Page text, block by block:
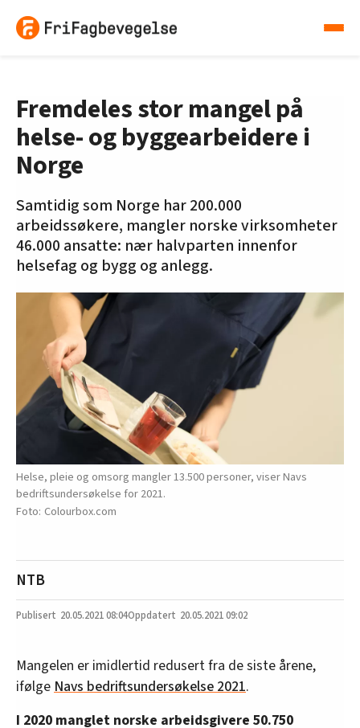
Fremdeles stor mangel på
helse- og byggearbeidere i
Norge
Samtidig som Norge har 200.000
arbeidssøkere, mangler norske virksomheter
46.000 ansatte: nær halvparten innenfor
helsefag og bygg og anlegg.
Helse, pleie og omsorg mangler 13.500 personer, viser Navs
bedriftsundersøkelse for 2021.
Colourbox.com
NTB
20.05.202108:04 20.05.2021 09:02
Mangelen er imidlertid redusert fra de siste årene,
ifølgeNavs bedriftsundersøkelse 2021.
I 2020 manglet norske arbeidsgivere 50.750